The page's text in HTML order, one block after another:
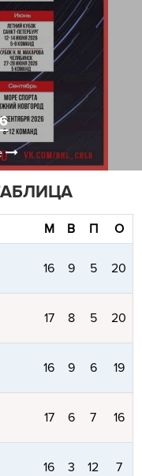
М В П О
16 9 5 20
17 8 5 20
16 9 6 19
17 6 7 16
16 3 12 7